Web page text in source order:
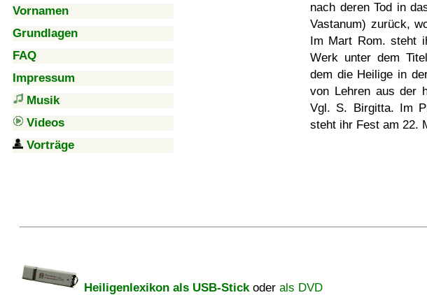
Vornamen
Grundlagen
FAQ
Impressum
Musik
Videos
Vorträge
nach deren Tod in
Vastanum) zurück,
Im Mart Rom. steht
Werk unter dem
dem die Heilige in
von Lehren aus der
Vgl. S. Birgitta. Im
steht ihr Fest am 22.
Heiligenlexikon als USB-Stickoder als DVD